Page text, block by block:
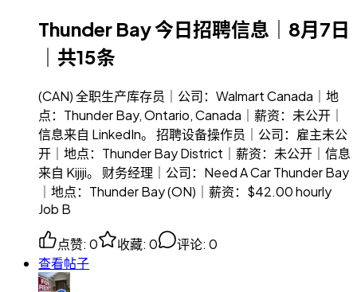
Thunder Bay 今日招聘信息｜8月7日
｜共15条
(CAN) 全职生产库存员｜公司：Walmart Canada｜地
点：Thunder Bay, Ontario, Canada｜薪资：未公开｜
信息来自 LinkedIn。 招聘设备操作员｜公司：雇主未公
开｜地点：Thunder Bay District｜薪资：未公开｜信息
来自 Kijiji。 财务经理｜公司：Need A Car Thunder Bay
｜地点：Thunder Bay (ON)｜薪资：$42.00 hourly
Job B
点赞: 0 收藏: 0 评论: 0
查看帖子